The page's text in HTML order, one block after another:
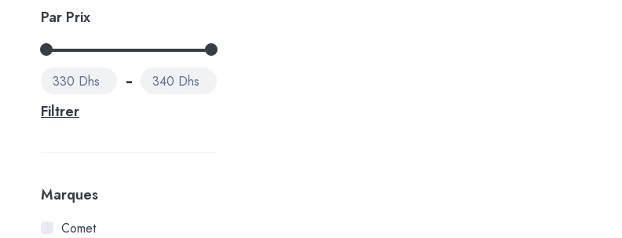
Par Prix
Filtrer
330 Dhs 340 Dhs
Marques
Comet